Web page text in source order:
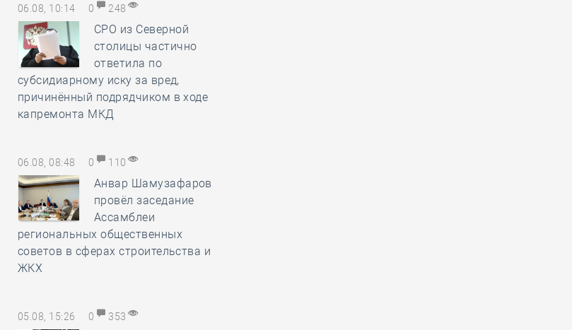
06.08, 10:14 0 248
СРО из Северной
столицы частично
ответила по
субсидиарному иску за вред,
причинённый подрядчиком в ходе
капремонта МКД
06.08, 08:48 0 110
Анвар Шамузафаров
провёл заседание
Ассамблеи
региональных общественных
советов в сферах строительства и
ЖКХ
05.08, 15:26 0 353